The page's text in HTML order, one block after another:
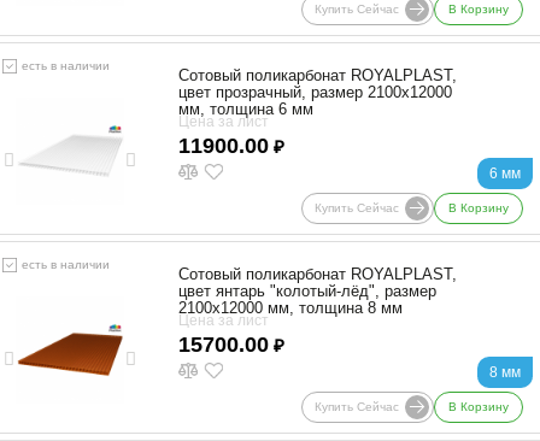
Купить Сейчас В Корзину
есть в наличии
6 мм
Сотовый поликарбонат ROYALPLAST,
цвет прозрачный, размер 2100x12000
мм, толщина 6 мм
Цена за лист
11900.00 ₽
Купить Сейчас В Корзину
есть в наличии
8 мм
Сотовый поликарбонат ROYALPLAST,
цвет янтарь "колотый-лёд", размер
2100x12000 мм, толщина 8 мм
Цена за лист
15700.00 ₽
Купить Сейчас В Корзину